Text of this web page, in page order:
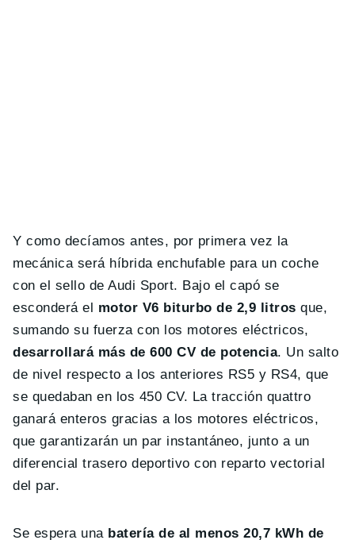
Y como decíamos antes, por primera vez la
mecánica será híbrida enchufable para un coche
con el sello de Audi Sport. Bajo el capó se
esconderá el motor V6 biturbo de 2,9 litros que,
sumando su fuerza con los motores eléctricos,
desarrollará más de 600 CV de potencia. Un salto
de nivel respecto a los anteriores RS5 y RS4, que
se quedaban en los 450 CV. La tracción quattro
ganará enteros gracias a los motores eléctricos,
que garantizarán un par instantáneo, junto a un
diferencial trasero deportivo con reparto vectorial
del par.
Se espera una batería de al menos 20,7 kWh de